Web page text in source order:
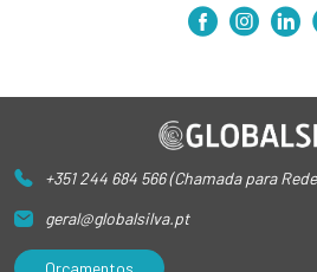
+351 244 684 566 (Chamada para
geral@globalsilva.pt